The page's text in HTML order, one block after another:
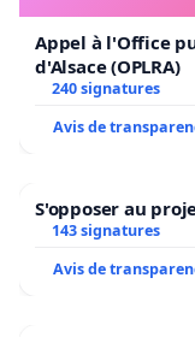
Appel à l'Office
d'Alsace (OPLRA)
240 signatures
Avis de
S'opposer au
143 signatures
Avis de